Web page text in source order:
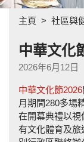
主頁 社區與
中華文化
2026年6月12日
中華文化節2026
月期間280多場
在開幕典禮以視
有文化體育及